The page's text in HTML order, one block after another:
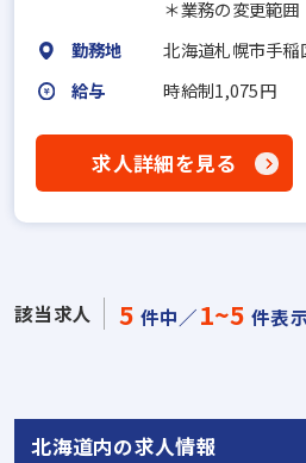
＊業務の変更範囲
勤務地
北海道札幌市手稲
給与
時給制1,075円
求人詳細を見る
該当求人 5 件中／1~5 件表
北海道内の求人情報